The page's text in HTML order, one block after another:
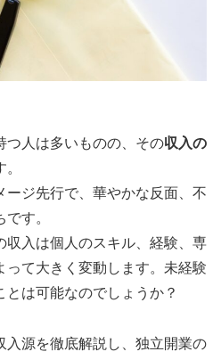
つ人は多いものの、その収入の
ージ先行で、華やかな反面、不
す。
収入は個人のスキル、経験、専
って大きく変動します。未経験
は可能なのでしょうか？
入源を徹底解説し、独立開業の